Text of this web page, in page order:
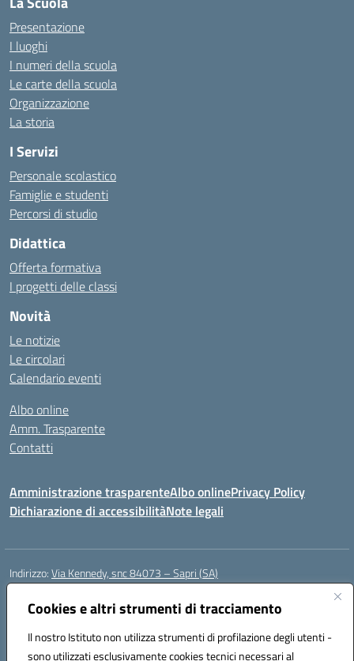
Cookies e altri strumenti di tracciamento
Il nostro Istituto non utilizza strumenti di profilazione degli utenti -
sono utilizzati esclusivamente cookies tecnici necessari al
Presentazione
I luoghi
I numeri della scuola
Le carte della scuola
Organizzazione
La storia
I Servizi
Personale scolastico
Famiglie e studenti
Percorsi di studio
Didattica
Offerta formativa
I progetti delle classi
Novità
Le notizie
Le circolari
Calendario eventi
Albo online
Amm. Trasparente
Contatti
Amministrazione trasparenteAlbo onlinePrivacy Policy
Dichiarazione di accessibilitàNote legali
Indirizzo:Via Kennedy, snc 84073 – Sapri (SA)
Centralino:
Posta elettronica certificata (PEC):saic878008@pec.istruzione.it
Codice fiscale: 84002700650
Codice meccanografico:SAIC878008